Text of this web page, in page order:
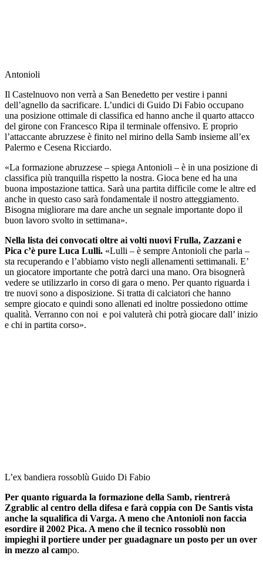
Antonioli
Il Castelnuovo non verrà a San Benedetto per vestire i panni
dell’agnello da sacrificare. L’undici di Guido Di Fabio occupano
una posizione ottimale di classifica ed hanno anche il quarto attacco
del girone con Francesco Ripa il terminale offensivo. E proprio
l’attaccante abruzzese è finito nel mirino della Samb insieme all’ex
Palermo e Cesena Ricciardo.
«La formazione abruzzese – spiega Antonioli – è in una posizione di
classifica più tranquilla rispetto la nostra. Gioca bene ed ha una
buona impostazione tattica. Sarà una partita difficile come le altre ed
anche in questo caso sarà fondamentale il nostro atteggiamento.
Bisogna migliorare ma dare anche un segnale importante dopo il
buon lavoro svolto in settimana».
Nella lista dei convocati oltre ai volti nuovi Frulla, Zazzani e
Pica c’è pure Luca Lulli. «Lulli – è sempre Antonioli che parla –
sta recuperando e l’abbiamo visto negli allenamenti settimanali. E’
un giocatore importante che potrà darci una mano. Ora bisognerà
vedere se utilizzarlo in corso di gara o meno. Per quanto riguarda i
tre nuovi sono a disposizione. Si tratta di calciatori che hanno
sempre giocato e quindi sono allenati ed inoltre possiedono ottime
qualità. Verranno con noi e poi valuterà chi potrà giocare dall’ inizio
e chi in partita corso».
L’ex bandiera rossoblù Guido Di Fabio
Per quanto riguarda la formazione della Samb, rientrerà
Zgrablic al centro della difesa e farà coppia con De Santis vista
anche la squalifica di Varga. A meno che Antonioli non faccia
esordire il 2002 Pica. A meno che il tecnico rossoblù non
impieghi il portiere under per guadagnare un posto per un over
in mezzo al campo.